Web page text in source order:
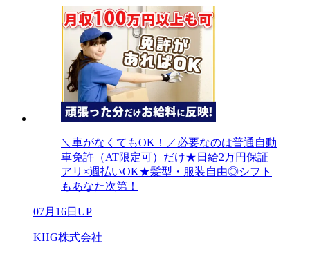
＼車がなくてもOK！／必要なのは普通自動
車免許（AT限定可）だけ★日給2万円保証
アリ×週払いOK★髪型・服装自由◎シフト
もあなた次第！
07月16日UP
KHG株式会社